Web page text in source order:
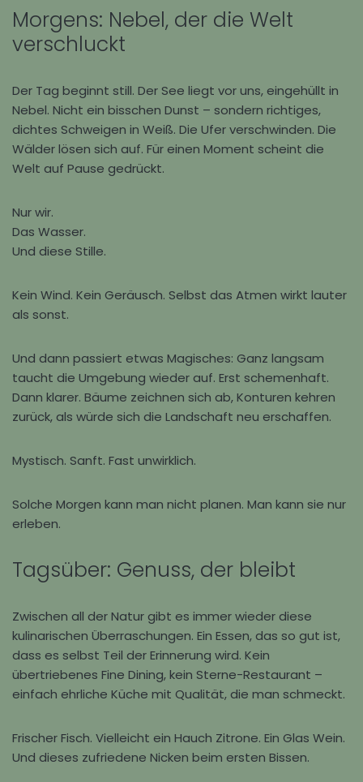
Morgens: Nebel, der die Welt
verschluckt
Der Tag beginnt still. Der See liegt vor uns, eingehüllt in
Nebel. Nicht ein bisschen Dunst – sondern richtiges,
dichtes Schweigen in Weiß. Die Ufer verschwinden. Die
Wälder lösen sich auf. Für einen Moment scheint die
Welt auf Pause gedrückt.
Nur wir.
Das Wasser.
Und diese Stille.
Kein Wind. Kein Geräusch. Selbst das Atmen wirkt lauter
als sonst.
Und dann passiert etwas Magisches: Ganz langsam
taucht die Umgebung wieder auf. Erst schemenhaft.
Dann klarer. Bäume zeichnen sich ab, Konturen kehren
zurück, als würde sich die Landschaft neu erschaffen.
Mystisch. Sanft. Fast unwirklich.
Solche Morgen kann man nicht planen. Man kann sie nur
erleben.
Tagsüber: Genuss, der bleibt
Zwischen all der Natur gibt es immer wieder diese
kulinarischen Überraschungen. Ein Essen, das so gut ist,
dass es selbst Teil der Erinnerung wird. Kein
übertriebenes Fine Dining, kein Sterne-Restaurant –
einfach ehrliche Küche mit Qualität, die man schmeckt.
Frischer Fisch. Vielleicht ein Hauch Zitrone. Ein Glas Wein.
Und dieses zufriedene Nicken beim ersten Bissen.